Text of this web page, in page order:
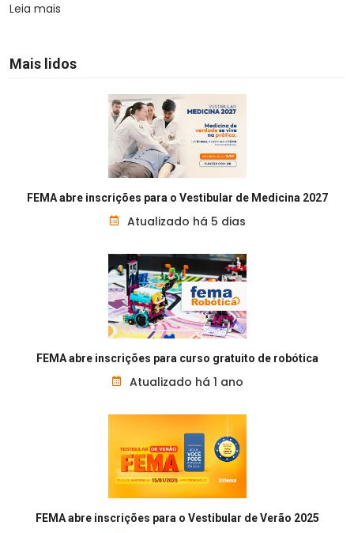
Leia mais
Mais lidos
FEMA abre inscrições para o Vestibular de Medicina 2027
Atualizado há 5 dias
FEMA abre inscrições para curso gratuito de robótica
Atualizado há 1 ano
FEMA abre inscrições para o Vestibular de Verão 2025